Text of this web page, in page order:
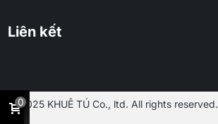
Liên kết
2025 KHUÊ TÚ Co., ltd. All rights reserved.
0